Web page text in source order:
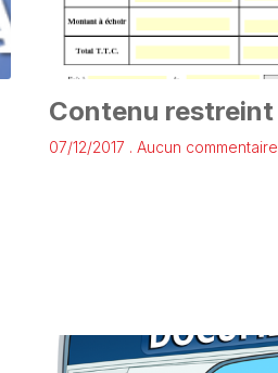
Contenu restreint
07/12/2017 Aucun commentaire